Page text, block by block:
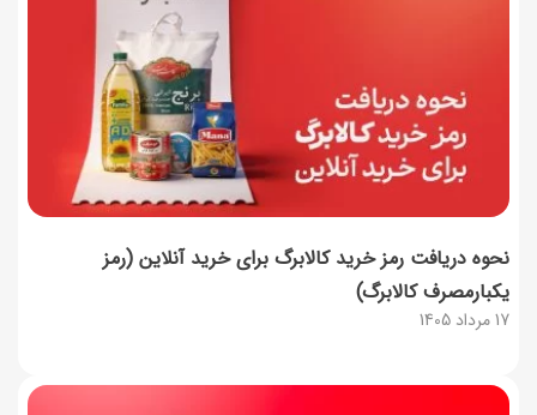
17 مرداد 1405
نحوه دریافت رمز خرید کالابرگ برای خرید آنلاین (رمز
یکبارمصرف کالابرگ)